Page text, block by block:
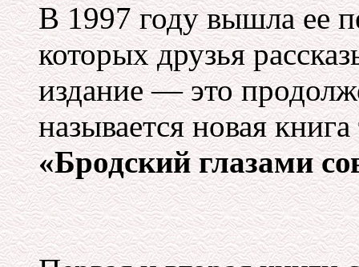
В 1997 году вышла ее
которых друзья
издание — это
называется новая
«Бродский глазами